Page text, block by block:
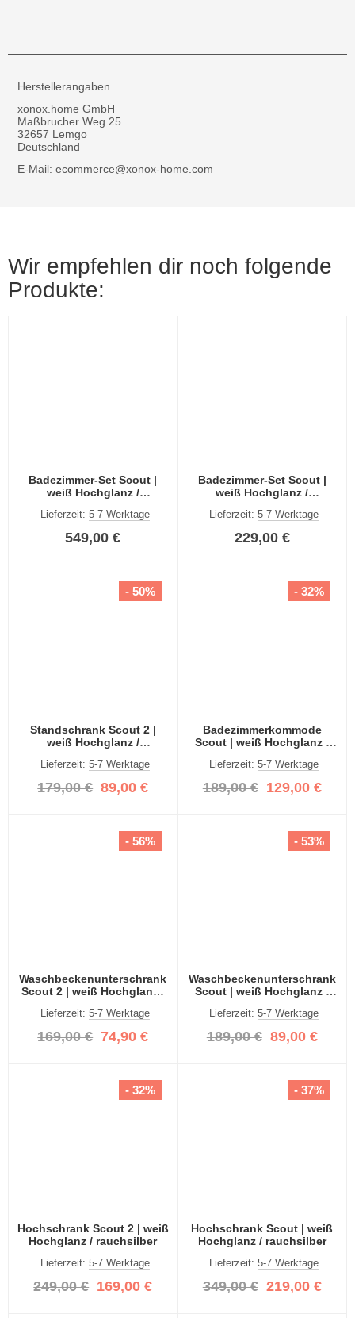
Herstellerangaben
xonox.home GmbH
Maßbrucher Weg 25
32657 Lemgo
Deutschland
E-Mail: ecommerce@xonox-home.com
Wir empfehlen dir noch folgende
Produkte:
Badezimmer-Set Scout |
weiß Hochglanz /
Lieferzeit: 5-7 Werktage
549,00 €
Badezimmer-Set Scout |
weiß Hochglanz /
Lieferzeit:5-7 Werktage
229,00 €
Standschrank Scout 2 |
weiß Hochglanz /
Lieferzeit: 5-7 Werktage
179,00 € 89,00 €
- 50%
Badezimmerkommode
Scout | weiß Hochglanz /
Lieferzeit:5-7 Werktage
189,00 € 129,00 €
- 32%
Waschbeckenunterschrank
Scout 2 | weiß Hochglanz /
Lieferzeit: 5-7 Werktage
169,00 € 74,90 €
- 56%
Waschbeckenunterschrank
Scout | weiß Hochglanz /
Lieferzeit:5-7 Werktage
189,00 € 89,00 €
- 53%
Hochschrank Scout 2 | weiß
Hochglanz / rauchsilber
Lieferzeit: 5-7 Werktage
249,00 € 169,00 €
- 32%
Hochschrank Scout | weiß
Hochglanz / rauchsilber
Lieferzeit:5-7 Werktage
349,00 € 219,00 €
- 37%